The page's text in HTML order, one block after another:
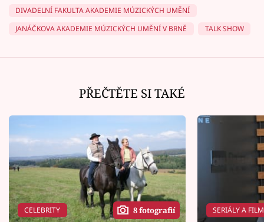
DIVADELNÍ FAKULTA AKADEMIE MÚZICKÝCH UMĚNÍ
JANÁČKOVA AKADEMIE MÚZICKÝCH UMĚNÍ V BRNĚ
TALK SHOW
PŘEČTĚTE SI TAKÉ
CELEBRITY 8 fotografií SERIÁLY A